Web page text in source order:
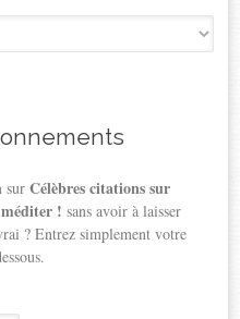
surCélèbres citations sur
méditer ! sans avoir à laisser
? Entrez simplement votre